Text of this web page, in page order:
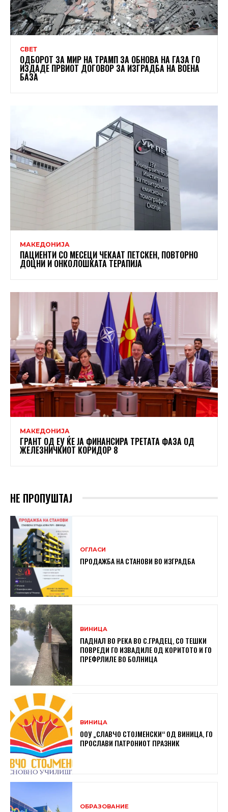
СВЕТ
ОДБОРОТ ЗА МИР НА ТРАМП ЗА ОБНОВА НА ГАЗА ГО
ИЗДАДЕ ПРВИОТ ДОГОВОР ЗА ИЗГРАДБА НА ВОЕНА
БАЗА
МАКЕДОНИЈА
ПАЦИЕНТИ СО МЕСЕЦИ ЧЕКААТ ПЕТСКЕН, ПОВТОРНО
ДОЦНИ И ОНКОЛОШКАТА ТЕРАПИЈА
МАКЕДОНИЈА
ГРАНТ ОД ЕУ ЌЕ ЈА ФИНАНСИРА ТРЕТАТА ФАЗА ОД
ЖЕЛЕЗНИЧКИОТ КОРИДОР 8
НЕ ПРОПУШТАЈ
ОГЛАСИ
ПРОДАЖБА НА СТАНОВИ ВО ИЗГРАДБА
ВИНИЦА
ПАДНАЛ ВО РЕКА ВО С.ГРАДЕЦ, СО ТЕШКИ
ПОВРЕДИ ГО ИЗВАДИЛЕ ОД КОРИТОТО И ГО
ПРЕФРЛИЛЕ ВО БОЛНИЦА
ВИНИЦА
ООУ „СЛАВЧО СТОЈМЕНСКИ“ ОД ВИНИЦА, ГО
ПРОСЛАВИ ПАТРОНИОТ ПРАЗНИК
ОБРАЗОВАНИЕ